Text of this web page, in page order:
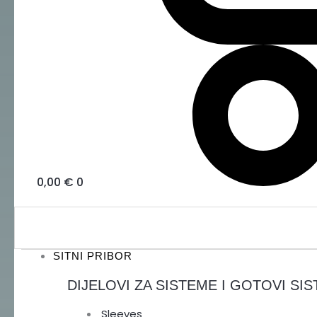
0,00 € 0
SITNI PRIBOR
DIJELOVI ZA SISTEME I GOTOVI